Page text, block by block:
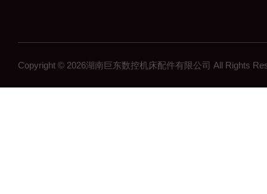
Copyright © 2026湖南巨东数控机床配件有限公司 All Rights